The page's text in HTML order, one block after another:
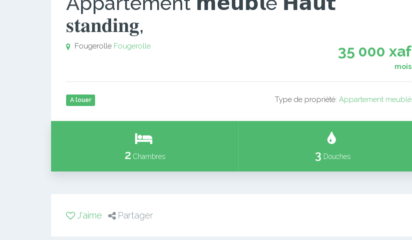
𝐬𝐭𝐚𝐧𝐝𝐢𝐧𝐠,
35 000 xaf
mois
Fougerolle Fougerolle
A louer Type de propriété: Appartement meublé
2 Chambres 3 Douches
J'aime Partager